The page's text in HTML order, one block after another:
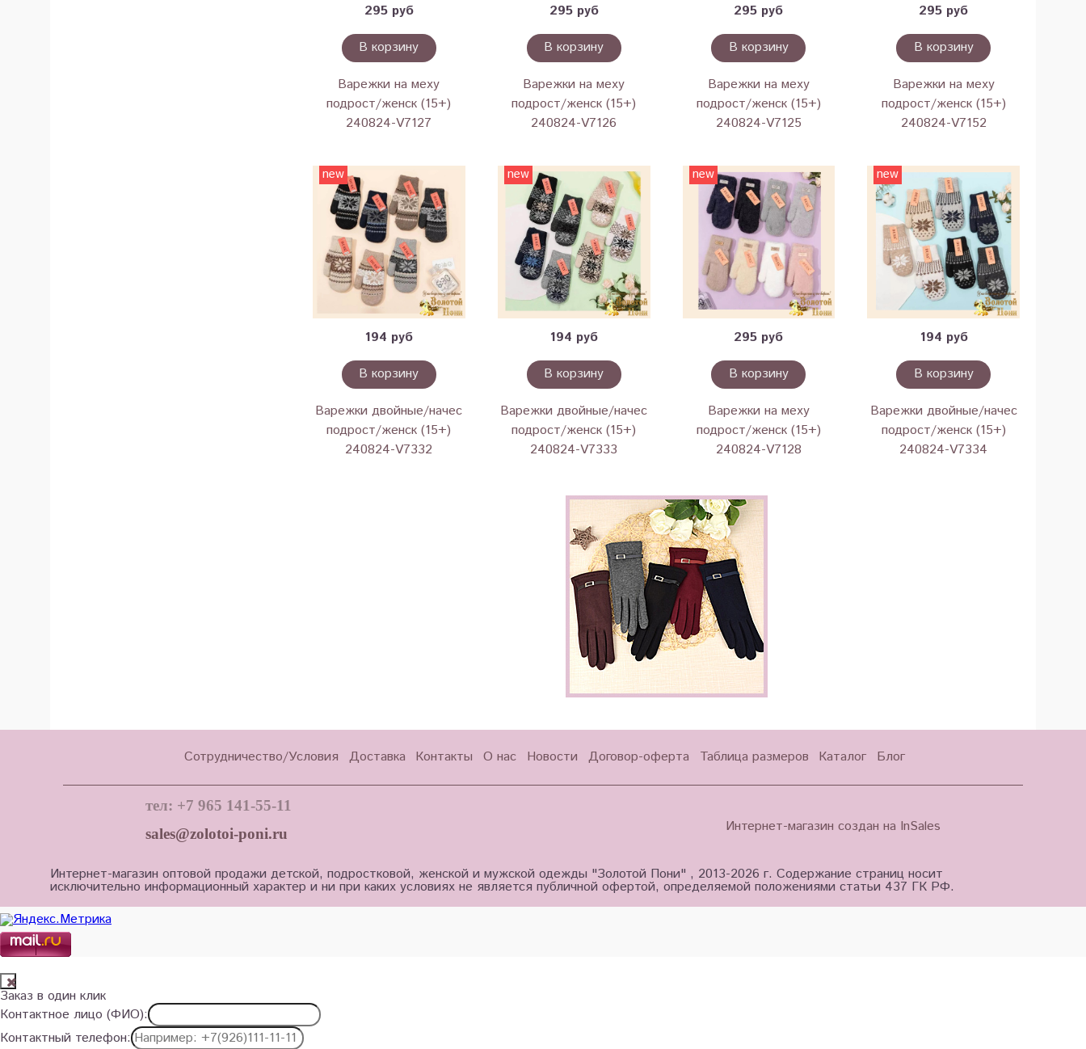
295 руб
В корзину
Варежки на меху
подрост/женск (15+)
240824-V7127
295 руб
В корзину
Варежки на меху
подрост/женск (15+)
240824-V7126
295 руб
В корзину
Варежки на меху
подрост/женск (15+)
240824-V7125
295 руб
В корзину
Варежки на меху
подрост/женск (15+)
240824-V7152
new
194 руб
В корзину
Варежки двойные/начес
подрост/женск (15+)
240824-V7332
new
194 руб
В корзину
Варежки двойные/начес
подрост/женск (15+)
240824-V7333
new
295 руб
В корзину
Варежки на меху
подрост/женск (15+)
240824-V7128
new
194 руб
В корзину
Варежки двойные/начес
подрост/женск (15+)
240824-V7334
Сотрудничество/Условия Доставка Контакты О нас Новости Договор-оферта Таблица размеров Каталог Блог
тел: +7 965 141-55-11
sales@zolotoi-poni.ru
Интернет-магазин создан на InSales
Интернет-магазин оптовой продажи детской, подростковой, женской и мужской одежды "Золотой Пони" , 2013-2026 г. Содержание страниц носит
исключительно информационный характер и ни при каких условиях не является публичной офертой, определяемой положениями статьи 437 ГК РФ.
Заказ в один клик
Контактное лицо (ФИО):
Контактный телефон: